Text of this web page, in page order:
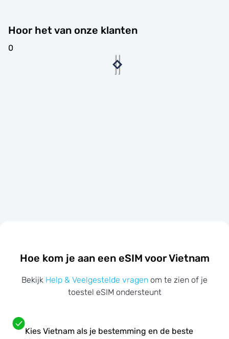
Hoor het van onze klanten
0
Hoe kom je aan een eSIM voor Vietnam
Bekijk Help & Veelgestelde vragen om te zien of je
toestel eSIM ondersteunt
Kies Vietnam als je bestemming en de beste